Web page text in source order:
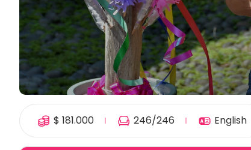
$ 181.000 246/246 English